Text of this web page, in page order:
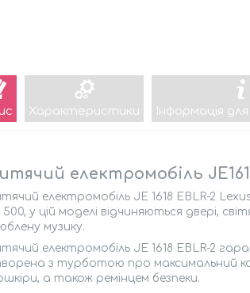
Характеристики Інформація
електромобіль
електромобіль JE 1618 EBLR-2
500, у цій моделі відчиняються двері,
музику.
електромобіль JE 1618 EBLR-2
з турботою про максимальний
а також ремінцем безпеки.